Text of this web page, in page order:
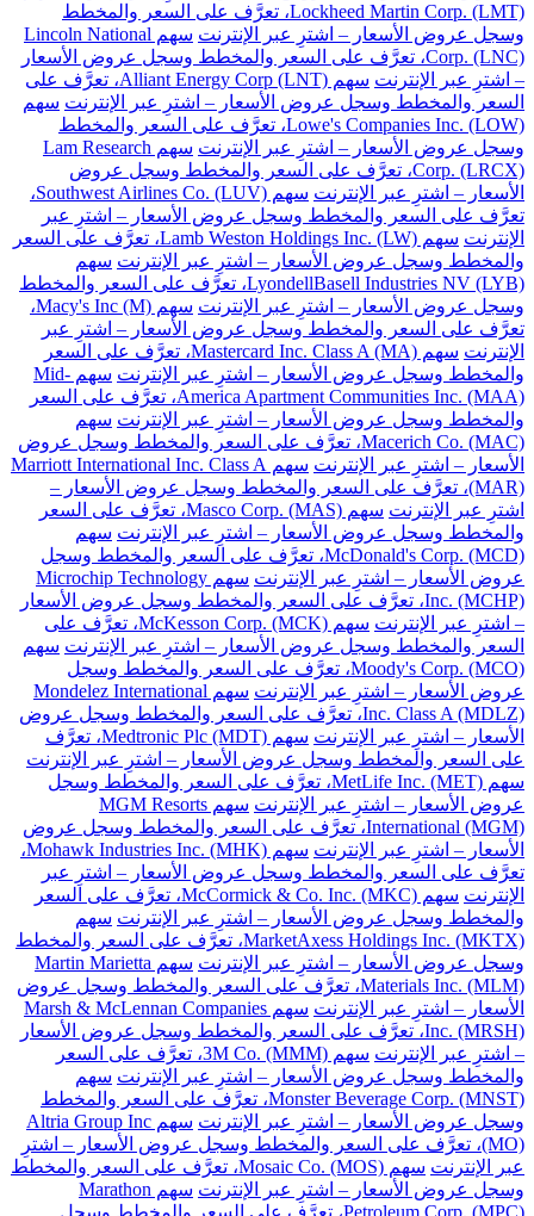
Lockheed Martin Corp. (LMT)، تعرَّف على السعر والمخطط
وسجل عروض الأسعار – اشترِ عبر الإنترنت
سهم Lincoln National
Corp. (LNC)، تعرَّف على السعر والمخطط وسجل عروض الأسعار
– اشترِ عبر الإنترنت
سهم Alliant Energy Corp (LNT)، تعرَّف على
السعر والمخطط وسجل عروض الأسعار – اشترِ عبر الإنترنت سهم
Lowe's Companies Inc. (LOW)، تعرَّف على السعر والمخطط
وسجل عروض الأسعار – اشترِ عبر الإنترنت
سهم Lam Research
Corp. (LRCX)، تعرَّف على السعر والمخطط وسجل عروض
الأسعار – اشترِ عبر الإنترنت
سهم Southwest Airlines Co. (LUV)،
تعرَّف على السعر والمخطط وسجل عروض الأسعار – اشترِ عبر
الإنترنت
سهم Lamb Weston Holdings Inc. (LW)، تعرَّف على السعر
والمخطط وسجل عروض الأسعار – اشترِ عبر الإنترنت سهم
LyondellBasell Industries NV (LYB)، تعرَّف على السعر والمخطط
وسجل عروض الأسعار – اشترِ عبر الإنترنت
سهم Macy's Inc (M)،
تعرَّف على السعر والمخطط وسجل عروض الأسعار – اشترِ عبر
الإنترنت
سهم Mastercard Inc. Class A (MA)، تعرَّف على السعر
والمخطط وسجل عروض الأسعار – اشترِ عبر الإنترنت
سهم Mid-
America Apartment Communities Inc. (MAA)، تعرَّف على السعر
والمخطط وسجل عروض الأسعار – اشترِ عبر الإنترنت سهم
Macerich Co. (MAC)، تعرَّف على السعر والمخطط وسجل عروض
الأسعار – اشترِ عبر الإنترنت
سهم Marriott International Inc. Class A
(MAR)، تعرَّف على السعر والمخطط وسجل عروض الأسعار –
اشترِ عبر الإنترنت
سهم Masco Corp. (MAS)، تعرَّف على السعر
والمخطط وسجل عروض الأسعار – اشترِ عبر الإنترنت سهم
McDonald's Corp. (MCD)، تعرَّف على السعر والمخطط وسجل
عروض الأسعار – اشترِ عبر الإنترنت
سهم Microchip Technology
Inc. (MCHP)، تعرَّف على السعر والمخطط وسجل عروض الأسعار
– اشترِ عبر الإنترنت
سهم McKesson Corp. (MCK)، تعرَّف على
السعر والمخطط وسجل عروض الأسعار – اشترِ عبر الإنترنت سهم
Moody's Corp. (MCO)، تعرَّف على السعر والمخطط وسجل
عروض الأسعار – اشترِ عبر الإنترنت
سهم Mondelez International
Inc. Class A (MDLZ)، تعرَّف على السعر والمخطط وسجل عروض
الأسعار – اشترِ عبر الإنترنت
سهم Medtronic Plc (MDT)، تعرَّف
على السعر والمخطط وسجل عروض الأسعار – اشترِ عبر الإنترنت
سهم MetLife Inc. (MET)، تعرَّف على السعر والمخطط وسجل
عروض الأسعار – اشترِ عبر الإنترنت
سهم MGM Resorts
International (MGM)، تعرَّف على السعر والمخطط وسجل عروض
الأسعار – اشترِ عبر الإنترنت
سهم Mohawk Industries Inc. (MHK)،
تعرَّف على السعر والمخطط وسجل عروض الأسعار – اشترِ عبر
الإنترنت
سهم McCormick & Co. Inc. (MKC)، تعرَّف على السعر
والمخطط وسجل عروض الأسعار – اشترِ عبر الإنترنت سهم
MarketAxess Holdings Inc. (MKTX)، تعرَّف على السعر والمخطط
وسجل عروض الأسعار – اشترِ عبر الإنترنت
سهم Martin Marietta
Materials Inc. (MLM)، تعرَّف على السعر والمخطط وسجل عروض
الأسعار – اشترِ عبر الإنترنت
سهم Marsh & McLennan Companies
Inc. (MRSH)، تعرَّف على السعر والمخطط وسجل عروض الأسعار
– اشترِ عبر الإنترنت
سهم 3M Co. (MMM)، تعرَّف على السعر
والمخطط وسجل عروض الأسعار – اشترِ عبر الإنترنت سهم
Monster Beverage Corp. (MNST)، تعرَّف على السعر والمخطط
وسجل عروض الأسعار – اشترِ عبر الإنترنت
سهم Altria Group Inc
(MO)، تعرَّف على السعر والمخطط وسجل عروض الأسعار – اشترِ
عبر الإنترنت
سهم Mosaic Co. (MOS)، تعرَّف على السعر والمخطط
وسجل عروض الأسعار – اشترِ عبر الإنترنت
سهم Marathon
Petroleum Corp. (MPC)، تعرَّف على السعر والمخطط وسجل